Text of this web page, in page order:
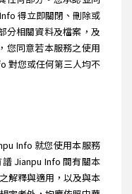
得立即關閉、刪除或
分相關資料及檔案，及
您同意若本服務之使用
對您或任何第三人均不
Info 就您使用本服務
Jianpu Info 間有關本
解釋與適用，以及與本